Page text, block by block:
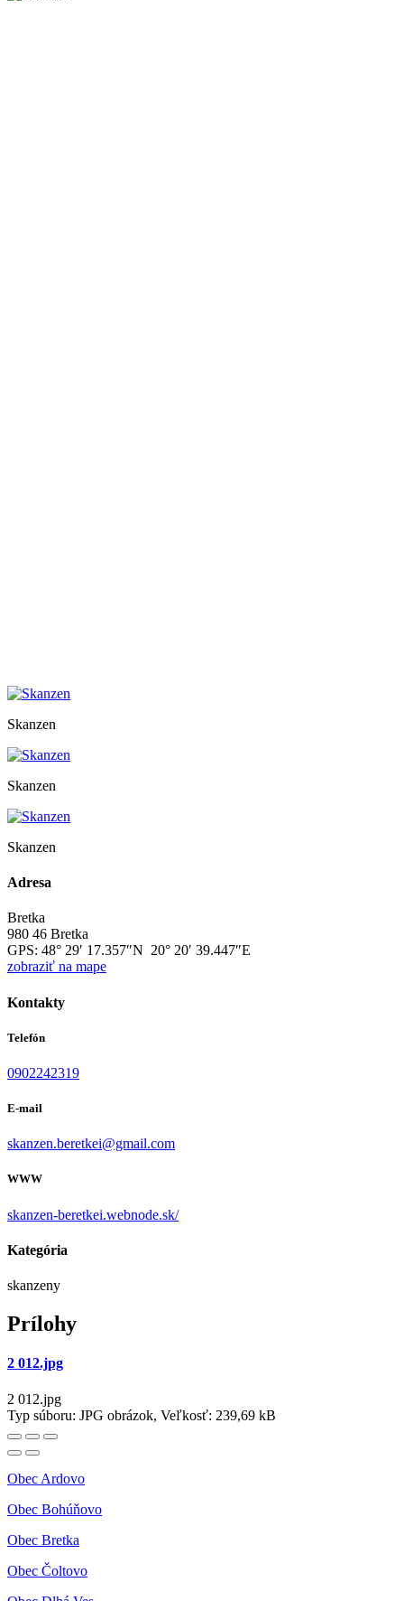
Skanzen
Skanzen
Skanzen
Adresa
Bretka
980 46 Bretka
GPS: 48° 29′ 17.357″N 20° 20′ 39.447″E
zobraziť na mape
Kontakty
Telefón
0902242319
E-mail
skanzen.beretkei@gmail.com
WWW
skanzen-beretkei.webnode.sk/
Kategória
skanzeny
Prílohy
2 012.jpg
2 012.jpg
Typ súboru: JPG obrázok, Veľkosť: 239,69 kB
Obec Ardovo
Obec Bohúňovo
Obec Bretka
Obec Čoltovo